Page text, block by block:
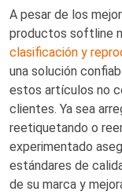
A pesar de los
productos softline
clasificación y
una solución
estos artículos no
clientes. Ya sea
reetiquetando o
experimentado
estándares de
de su marca y